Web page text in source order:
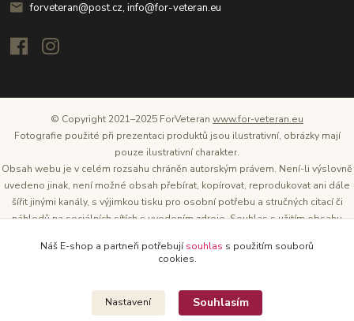
forveteran@post.cz, info@for-veteran.eu
© Copyright 2021–2025 ForVeteran www.for-veteran.eu
Fotografie použité při prezentaci produktů jsou ilustrativní, obrázky mají
pouze ilustrativní charakter.
Obsah webu je v celém rozsahu chráněn autorským právem. Není-li výslovně
uvedeno jinak, není možné obsah přebírat, kopírovat, reprodukovat ani dále
šířit jinými kanály, s výjimkou tisku pro osobní potřebu a stručných citací či
náhledů na sociálních sítích s uvedením zdroje. Souhlas s užitím obsahu
těchto webových stránek je Tomáš Oršel.
Náš E-shop a partneři potřebujísouhlas s použitím souborů
cookies.
Nastavení Souhlasím